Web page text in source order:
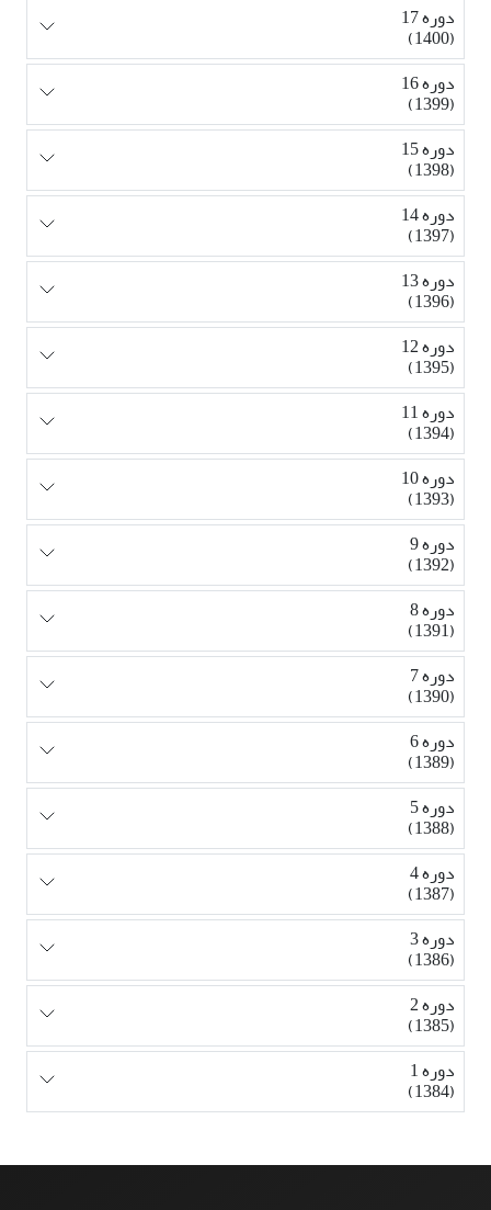
دوره 17
(1400)
دوره 16
(1399)
دوره 15
(1398)
دوره 14
(1397)
دوره 13
(1396)
دوره 12
(1395)
دوره 11
(1394)
دوره 10
(1393)
دوره 9
(1392)
دوره 8
(1391)
دوره 7
(1390)
دوره 6
(1389)
دوره 5
(1388)
دوره 4
(1387)
دوره 3
(1386)
دوره 2
(1385)
دوره 1
(1384)